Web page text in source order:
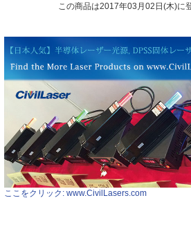
この商品は2017年03月02日(木)に
ここをクリック: www.CivilLasers.com